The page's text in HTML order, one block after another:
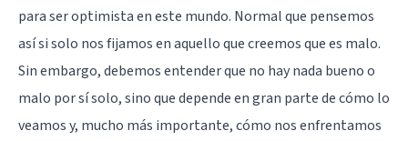
para ser optimista en este mundo. Normal que pensemos
así si solo nos fijamos en aquello que creemos que es malo.
Sin embargo, debemos entender que no hay nada bueno o
malo por sí solo, sino que depende en gran parte de cómo lo
veamos y, mucho más importante, cómo nos enfrentamos